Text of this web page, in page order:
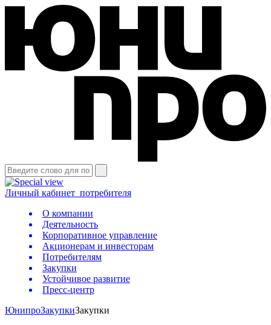
Личный кабинет потребителя
О компании
Деятельность
Корпоративное управление
Акционерам и инвесторам
Потребителям
Закупки
Устойчивое развитие
Пресс-центр
ЮнипроЗакупкиЗакупки